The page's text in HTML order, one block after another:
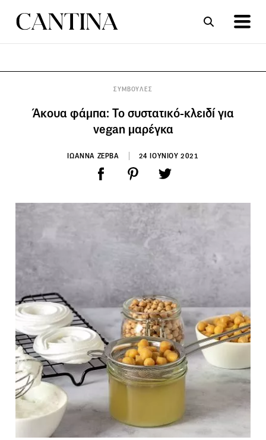
ΣΥΜΒΟΥΛΕΣ
Άκουα φάμπα: Το συστατικό-κλειδί για
vegan μαρέγκα
ΙΩΑΝΝΑ ΖΕΡΒΑ 24 ΙΟΥΝΙΟΥ 2021